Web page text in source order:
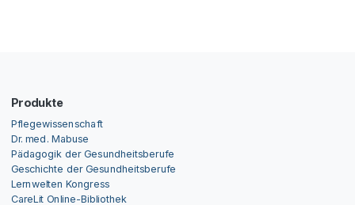
Produkte
Pflegewissenschaft
Dr. med. Mabuse
Pädagogik der Gesundheitsberufe
Geschichte der Gesundheitsberufe
Lernwelten Kongress
CareLit Online-Bibliothek